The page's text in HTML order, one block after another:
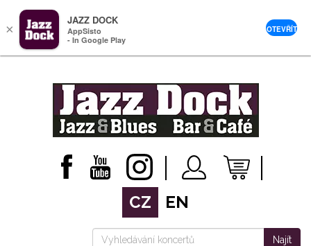
CZ EN
Najít
×
JAZZ DOCK
AppSisto
- In Google Play
OTEVŘÍT